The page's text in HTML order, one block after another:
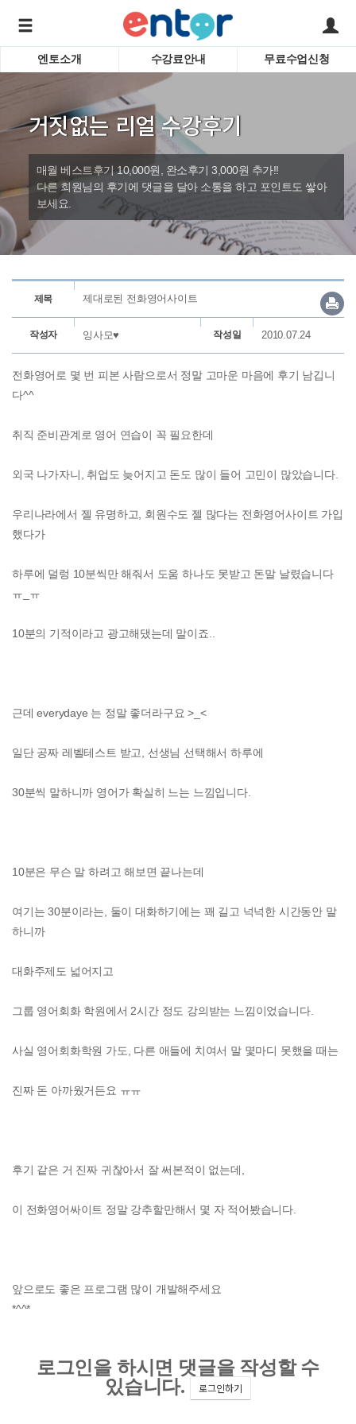
학습도우미 G1
바로가기
서비스안내
강사소개
회사소개
어린이
영자신
수업
엔토소개 수강료안내 무료수업신청
거짓없는 리얼 수강후기
매월 베스트후기 10,000원, 완소후기 3,000원 추가!!
다른 회원님의 후기에 댓글을 달아 소통을 하고 포인트도 쌓아
보세요.
제목 제대로된 전화영어사이트
작성자 잉사모♥ 작성일 2010.07.24
전화영어로 몇 번 피본 사람으로서 정말 고마운 마음에 후기 남깁니
다^^
취직 준비관계로 영어 연습이 꼭 필요한데
외국 나가자니, 취업도 늦어지고 돈도 많이 들어 고민이 많았습니다.
우리나라에서 젤 유명하고, 회원수도 젤 많다는 전화영어사이트 가입
했다가
하루에 덜렁 10분씩만 해줘서 도움 하나도 못받고 돈말 날렸습니다
ㅠ_ㅠ
10분의 기적이라고 광고해댔는데 말이죠..
근데 everydaye 는 정말 좋더라구요 >_<
일단 공짜 레벨테스트 받고, 선생님 선택해서 하루에
30분씩 말하니까 영어가 확실히 느는 느낌입니다.
10분은 무슨 말 하려고 해보면 끝나는데
여기는 30분이라는, 둘이 대화하기에는 꽤 길고 넉넉한 시간동안 말
하니까
대화주제도 넓어지고
그룹 영어회화 학원에서 2시간 정도 강의받는 느낌이었습니다.
사실 영어회화학원 가도, 다른 애들에 치여서 말 몇마디 못했을 때는
진짜 돈 아까웠거든요 ㅠㅠ
후기 같은 거 진짜 귀찮아서 잘 써본적이 없는데,
이 전화영어싸이트 정말 강추할만해서 몇 자 적어봤습니다.
앞으로도 좋은 프로그램 많이 개발해주세요
*^^*